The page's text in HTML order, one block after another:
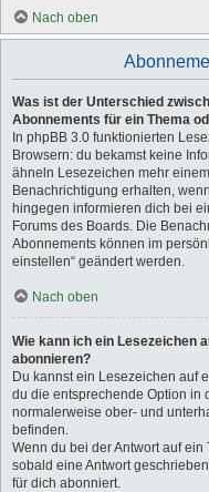
Nach oben
Was ist der Unterschied
Abonnements für ein Thema
In phpBB 3.0 funktionierten
Browsern: du bekamst keine
ähneln Lesezeichen mehr
Benachrichtigung erhalten,
hingegen informieren dich bei
Forums des Boards. Die
Abonnements können im
einstellen“ geändert werden.
Nach oben
Wie kann ich ein Lesezeichen
abonnieren?
Du kannst ein Lesezeichen auf
du die entsprechende Option in
normalerweise ober- und
befinden.
Wenn du bei der Antwort auf
sobald eine Antwort
für dich abonniert.